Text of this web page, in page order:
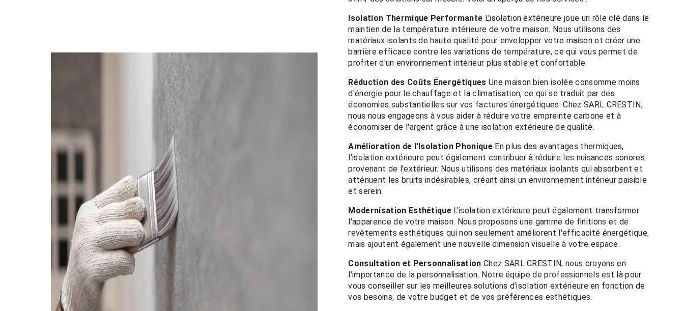
Isolation Thermique Performante L'isolation extérieure joue un rôle clé dans le
maintien de la température intérieure de votre maison. Nous utilisons des
matériaux isolants de haute qualité pour envelopper votre maison et créer une
barrière efficace contre les variations de température, ce qui vous permet de
profiter d'un environnement intérieur plus stable et confortable.
Réduction des Coûts Énergétiques Une maison bien isolée consomme moins
d'énergie pour le chauffage et la climatisation, ce qui se traduit par des
économies substantielles sur vos factures énergétiques. Chez SARL CRESTIN,
nous nous engageons à vous aider à réduire votre empreinte carbone et à
économiser de l'argent grâce à une isolation extérieure de qualité.
Amélioration de l'Isolation PhoniqueEn plus des avantages thermiques,
l'isolation extérieure peut également contribuer à réduire les nuisances sonores
provenant de l'extérieur. Nous utilisons des matériaux isolants qui absorbent et
atténuent les bruits indésirables, créant ainsi un environnement intérieur paisible
et serein.
Modernisation Esthétique L'isolation extérieure peut également transformer
l'apparence de votre maison. Nous proposons une gamme de finitions et de
revêtements esthétiques qui non seulement améliorent l'efficacité énergétique,
mais ajoutent également une nouvelle dimension visuelle à votre espace.
Consultation et Personnalisation Chez SARL CRESTIN, nous croyons en
l'importance de la personnalisation. Notre équipe de professionnels est là pour
vous conseiller sur les meilleures solutions d'isolation extérieure en fonction de
vos besoins, de votre budget et de vos préférences esthétiques.